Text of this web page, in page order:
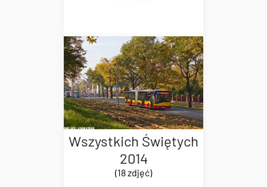
Wszystkich Świętych
2014
(18 zdjęć)